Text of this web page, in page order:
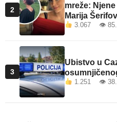
2
mreže:
Marija
3.067 👁
3
Ubistvo u
1.251 👁